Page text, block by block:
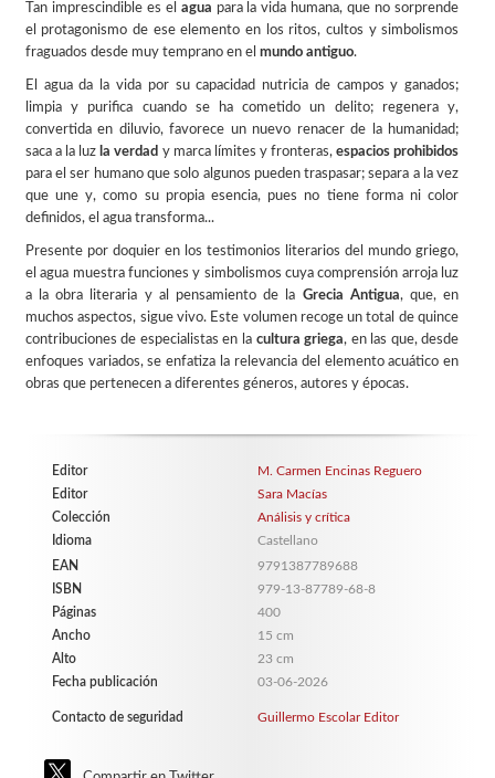
Tan imprescindible es el agua para la vida humana, que no sorprende
el protagonismo de ese elemento en los ritos, cultos y simbolismos
fraguados desde muy temprano en el mundo antiguo.
El agua da la vida por su capacidad nutricia de campos y ganados;
limpia y purifica cuando se ha cometido un delito; regenera y,
convertida en diluvio, favorece un nuevo renacer de la humanidad;
saca a la luz la verdad y marca límites y fronteras,espacios prohibidos
para el ser humano que solo algunos pueden traspasar; separa a la vez
que une y, como su propia esencia, pues no tiene forma ni color
definidos, el agua transforma...
Presente por doquier en los testimonios literarios del mundo griego,
el agua muestra funciones y simbolismos cuya comprensión arroja luz
a la obra literaria y al pensamiento de la Grecia Antigua, que, en
muchos aspectos, sigue vivo. Este volumen recoge un total de quince
contribuciones de especialistas en la cultura griega, en las que, desde
enfoques variados, se enfatiza la relevancia del elemento acuático en
obras que pertenecen a diferentes géneros, autores y épocas.
Editor
M. Carmen Encinas Reguero
Editor
Sara Macías
Colección
Análisis y crítica
Idioma
Castellano
EAN
9791387789688
ISBN
979-13-87789-68-8
Páginas
400
Ancho
15 cm
Alto
23 cm
Fecha publicación
03-06-2026
Contacto de seguridad Guillermo Escolar Editor